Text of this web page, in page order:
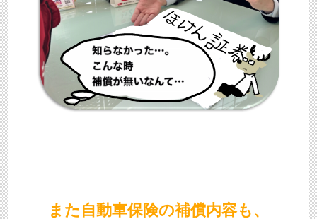
また自動車保険の補償内容も、